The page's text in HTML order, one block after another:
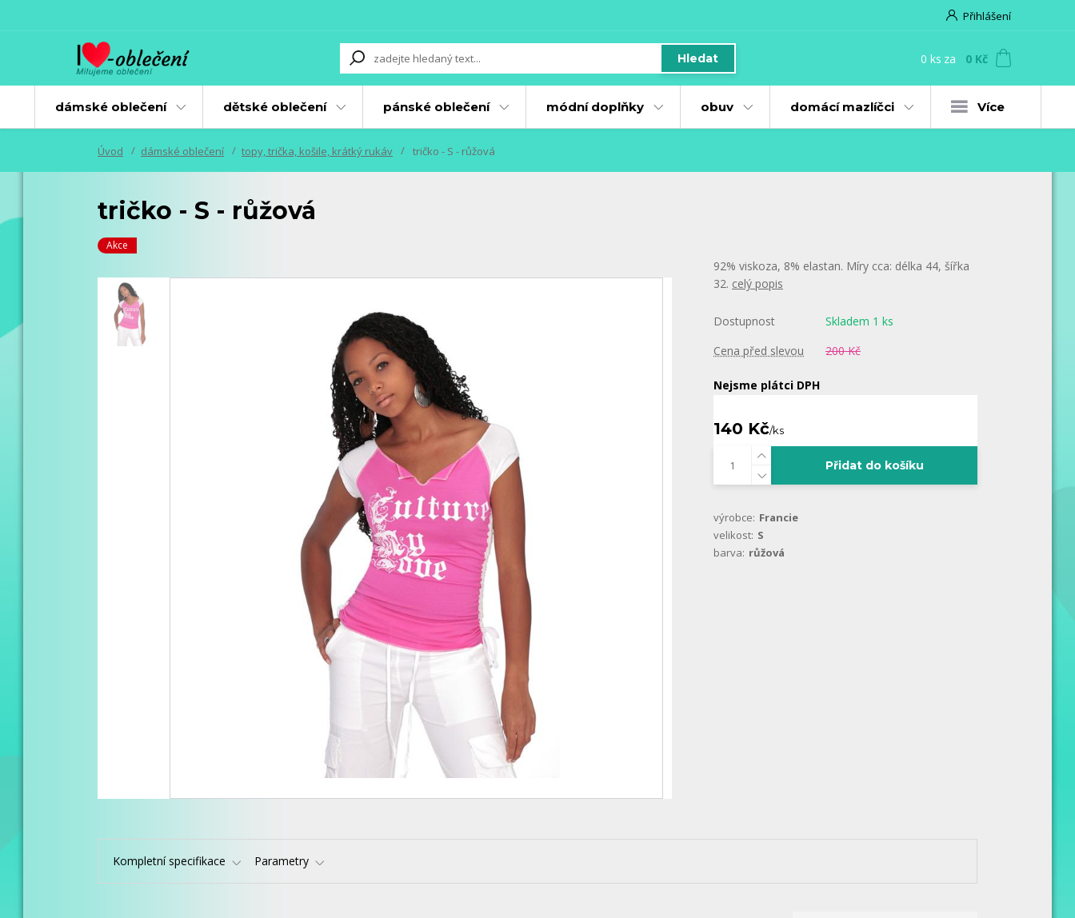
Přihlášení
Hledat 0 ks za 0 Kč
dámské oblečení dětské oblečení pánské oblečení módní doplňky obuv domácí mazlíčci Více
Úvod dámské oblečení topy, trička, košile, krátký rukáv tričko - S - růžová
tričko - S - růžová
Akce
92% viskoza, 8% elastan. Míry cca: délka 44, šířka
32. celý popis
Dostupnost
Skladem 1 ks
Cena před slevou
200 Kč
Nejsme plátci DPH
140 Kč/ks
Přidat do košíku
výrobce: Francie
velikost: S
barva: růžová
Kompletní specifikace Parametry